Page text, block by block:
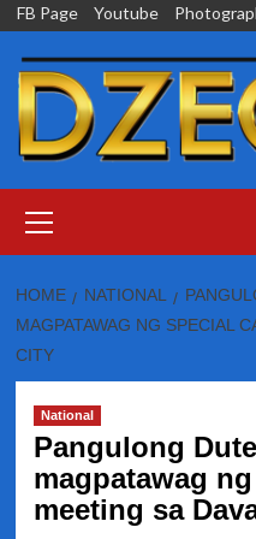
Skip
content
FB Page Youtube
Menu
HOME NATIONAL
MAGPATAWAG NG SPECIAL
CITY
National
Pangulong
magpatawag
meeting sa